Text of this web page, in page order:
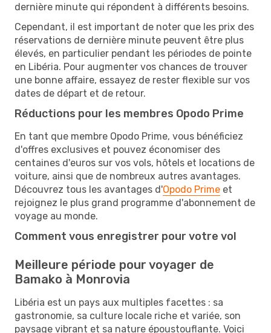
dernière minute qui répondent à différents besoins.
Cependant, il est important de noter que les prix des
réservations de dernière minute peuvent être plus
élevés, en particulier pendant les périodes de pointe
en Libéria. Pour augmenter vos chances de trouver
une bonne affaire, essayez de rester flexible sur vos
dates de départ et de retour.
Réductions pour les membres Opodo Prime
En tant que membre Opodo Prime, vous bénéficiez
d'offres exclusives et pouvez économiser des
centaines d'euros sur vos vols, hôtels et locations de
voiture, ainsi que de nombreux autres avantages.
Découvrez tous les avantages d'Opodo Prime et
rejoignez le plus grand programme d'abonnement de
voyage au monde.
Comment vous enregistrer pour votre vol
Meilleure période pour voyager de
Bamako à Monrovia
Libéria est un pays aux multiples facettes : sa
gastronomie, sa culture locale riche et variée, son
paysage vibrant et sa nature époustouflante. Voici